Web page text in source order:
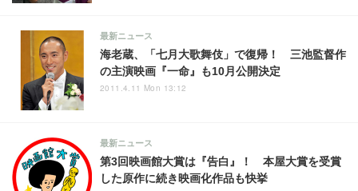
海老蔵、「七月大歌舞伎」で復帰！ 三池監督作
の主演映画『一命』も10月公開決定
最新ニュース
2011.4.11 Mon 13:12
第3回映画館大賞は『告白』！ 本屋大賞を受賞
した原作に続き映画化作品も快挙
最新ニュース